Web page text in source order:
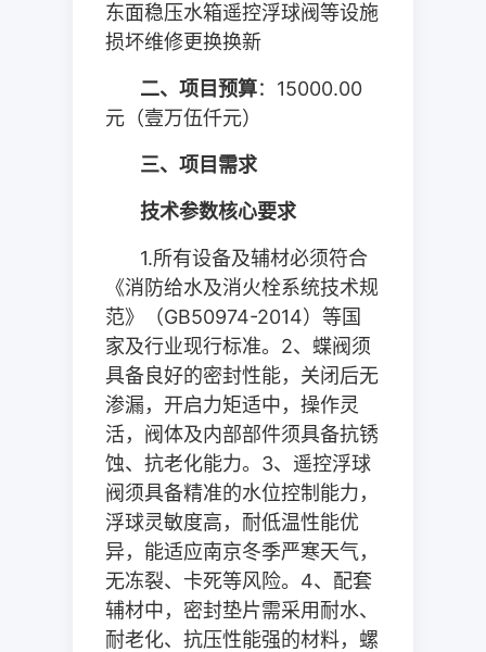
东面稳压水箱遥控浮球阀等设施
损坏维修更换换新
二、项 目预算： 15000.00
元（壹万伍仟元）
三、项目需求
技术参数核心要求
1.所有设备及辅材必须符合
《消防给水及消火栓系统技术规
范》（GB50974-2014）等国
家及行业现行标准。 2、蝶阀须
具备良好的密封性能，关闭后无
渗漏，开启力矩适中，操作灵
活，阀体及内部部件须具备抗锈
蚀、抗老化能力。 3、遥控浮球
阀须具备精准的水位控制能力，
浮球灵敏度高，耐低温性能优
异，能适应南京冬季严寒天气，
无冻裂、卡死等风险。 4、配套
辅材中，密封垫片需采用耐水、
耐老化、抗压性能强的材料，螺